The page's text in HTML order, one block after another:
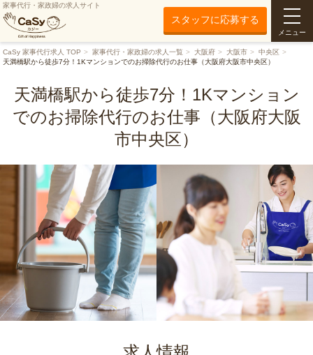
家事代行・家政婦の求人サイト
スタッフに応募する
メニュー
CaSy 家事代行求人 TOP 家事代行・家政婦の求人一覧 大阪府 大阪市
中央区
天満橋駅から徒歩7分！1Kマンションでのお掃除代行のお仕事（大阪府大阪市中央区）
天満橋駅から徒歩7分！1Kマンション
でのお掃除代行のお仕事（大阪府大阪
市中央区）